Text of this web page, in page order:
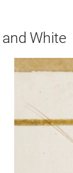
White